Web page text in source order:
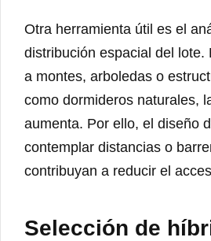
Otra herramienta útil es el
distribución espacial del lote.
a montes, arboledas o
como dormideros naturales,
aumenta. Por ello, el diseño
contemplar distancias o
contribuyan a reducir el
Selección de